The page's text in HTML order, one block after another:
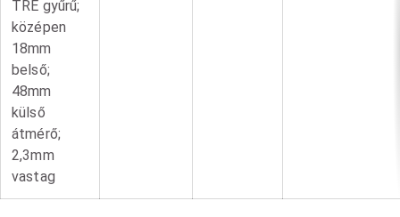
TRE gyűrű;
középen
18mm
belső;
48mm
külső
átmérő;
2,3mm
vastag